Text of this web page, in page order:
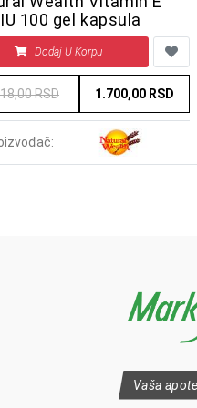
100 gel kapsula
Dodaj U Korpu
RSD 1.700,00 RSD
Vaša